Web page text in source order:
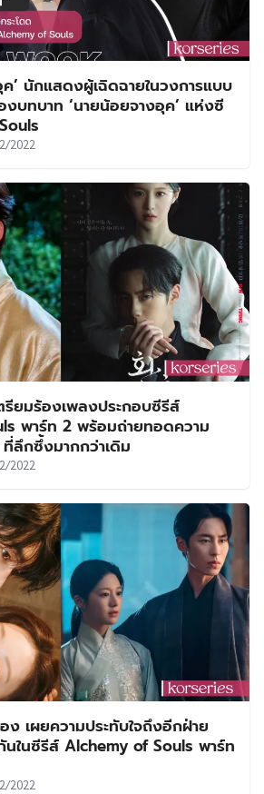
’ นักแสดงผู้เฉิดฉายในวงการแบบ
งบทบาท ‘นายน้อยจางอุค’ แห่งซี
2022
รียมร้องเพลงประกอบซีรีส์
พาร์ท 2 พร้อมถ่ายทอดความ
ลึกซึ้งมากกว่าเดิม
2022
เผยความประทับใจถึงอีกฝ่าย
ในซีรีส์ Alchemy of Souls พาร์ท
2022